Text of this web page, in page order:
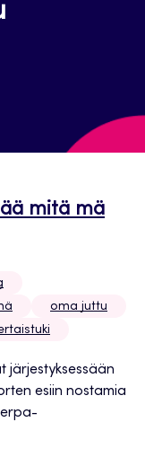
mitä mä
oma juttu
järjestyksessään
esiin nostamia